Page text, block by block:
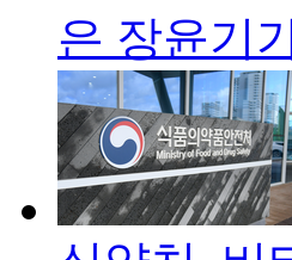
은 장윤기